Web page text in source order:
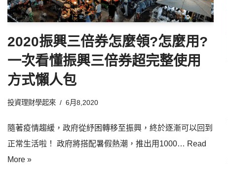
2020振興三倍券怎麼領?怎麼用?
一次看懂振興三倍券超完整使用
方式懶人包
投資理財學起來 6月8,2020
隨著疫情趨緩，政府從紓困轉移至振興，終於逐漸可以回到
正常生活啦！ 政府將搭配暑假熱潮，推出用1000… Read
More »